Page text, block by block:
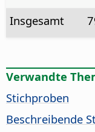
Insgesamt
Verwandte
Stichproben
Beschreibende